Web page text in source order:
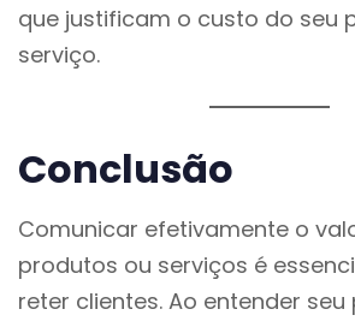
que justificam o custo do seu
serviço.
Conclusão
Comunicar efetivamente o
produtos ou serviços é
reter clientes. Ao entender